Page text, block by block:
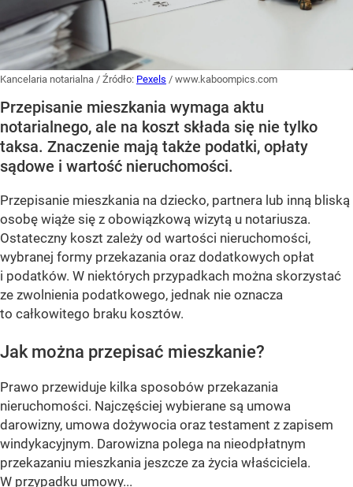
Kancelaria notarialna / Źródło: Pexels / www.kaboompics.com
Przepisanie mieszkania wymaga aktu
notarialnego, ale na koszt składa się nie tylko
taksa. Znaczenie mają także podatki, opłaty
sądowe i wartość nieruchomości.
Przepisanie mieszkania na dziecko, partnera lub inną bliską
osobę wiąże się z obowiązkową wizytą u notariusza.
Ostateczny koszt zależy od wartości nieruchomości,
wybranej formy przekazania oraz dodatkowych opłat
i podatków. W niektórych przypadkach można skorzystać
ze zwolnienia podatkowego, jednak nie oznacza
to całkowitego braku kosztów.
Jak można przepisać mieszkanie?
Prawo przewiduje kilka sposobów przekazania
nieruchomości. Najczęściej wybierane są umowa
darowizny, umowa dożywocia oraz testament z zapisem
windykacyjnym. Darowizna polega na nieodpłatnym
przekazaniu mieszkania jeszcze za życia właściciela.
W przypadku umowy...